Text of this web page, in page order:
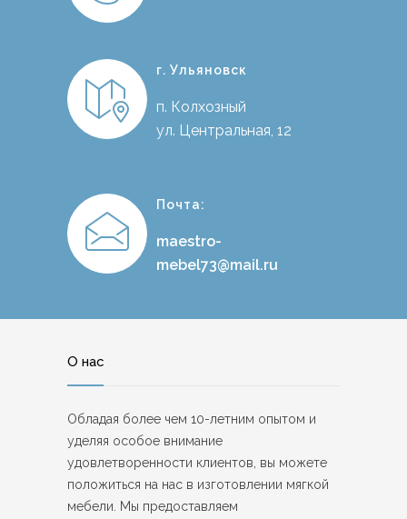
г. Ульяновск
п. Колхозный
ул. Центральная, 12
Почта:
maestro-
mebel73@mail.ru
О нас
Обладая более чем 10-летним опытом и
уделяя особое внимание
удовлетворенности клиентов, вы можете
положиться на нас в изготовлении мягкой
мебели. Мы предоставляем